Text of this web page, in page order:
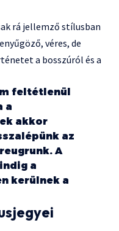
rá jellemző stílusban
véres, de
a bosszúról és a
feltétlenül
a
akkor
az
A
a
kerülnek a